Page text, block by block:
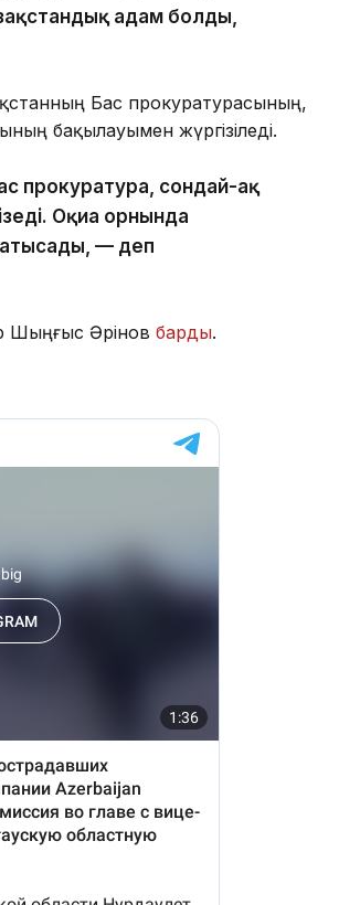
адам болды,
Бас прокуратурасының,
бақылауымен жүргізіледі.
прокуратура, сондай-ақ
Оқиға орнында
— деп
Шыңғыс Әрінов барды.